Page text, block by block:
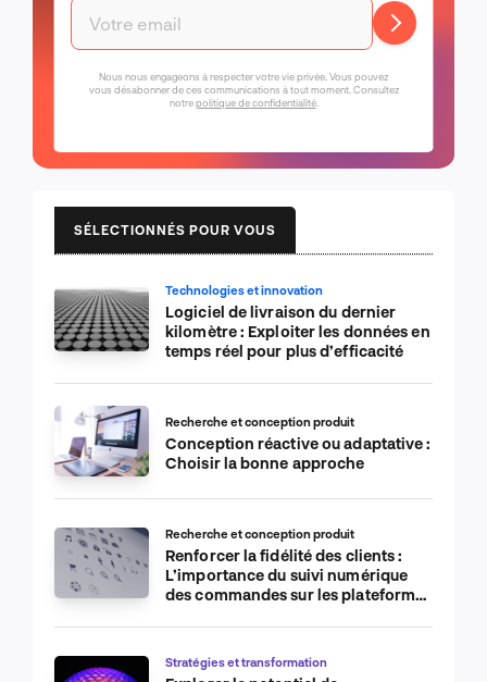
Nous nous engageons à respecter votre vie privée. Vous pouvez
vous désabonner de ces communications à tout moment. Consultez
notrepolitique de confidentialité.
SÉLECTIONNÉS POUR VOUS
Technologies et innovation
Logiciel de livraison du dernier
kilomètre : Exploiter les données en
temps réel pour plus d’efficacité
Recherche et conception produit
Conception réactive ou adaptative :
Choisir la bonne approche
Recherche et conception produit
Renforcer la fidélité des clients :
L’importance du suivi numérique
des commandes sur les plateformes
Stratégies et transformation